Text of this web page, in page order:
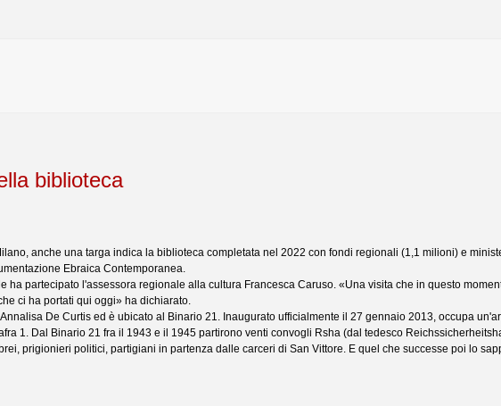
biblioteca
anche una targa indica la biblioteca completata nel 2022 con fondi regionali (1,1 milioni) e
Ebraica Contemporanea.
partecipato l'assessora regionale alla cultura Francesca Caruso. «Una visita che in questo
ci ha portati qui oggi» ha dichiarato.
De Curtis ed è ubicato al Binario 21. Inaugurato ufficialmente il 27 gennaio 2013, occupa
1. Dal Binario 21 fra il 1943 e il 1945 partirono venti convogli Rsha (dal tedesco
prigionieri politici, partigiani in partenza dalle carceri di San Vittore. E quel che successe poi lo